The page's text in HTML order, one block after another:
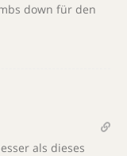
down für den
als dieses